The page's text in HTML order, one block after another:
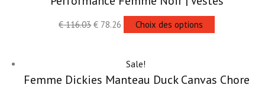
€116.03 € 78.26 Choix des options
Sale!
Femme Dickies Manteau Duck Canvas Chore